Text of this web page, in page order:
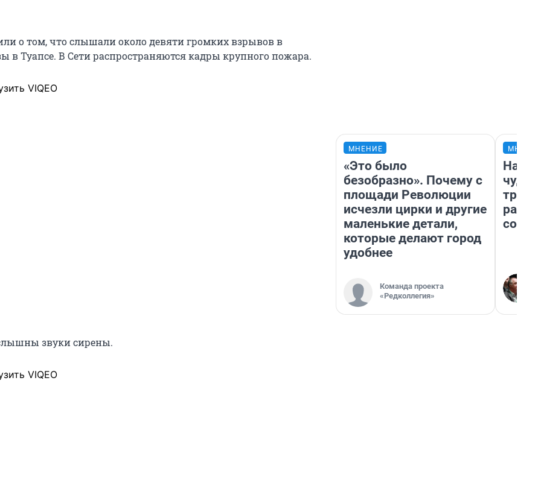
о том, что слышали около девяти громких взрывов в
в Туапсе. В Сети распространяются кадры крупного пожара.
VIQEO
звуки сирены.
VIQEO
МНЕНИЕ
«Это было
безобразно». Почему с
площади Революции
исчезли цирки и другие
маленькие детали,
которые делают город
удобнее
Команда проекта
«Редколлегия»